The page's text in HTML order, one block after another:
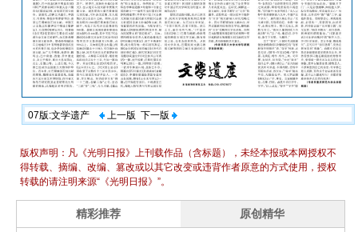
07版:文学遗产 上一版 下一版